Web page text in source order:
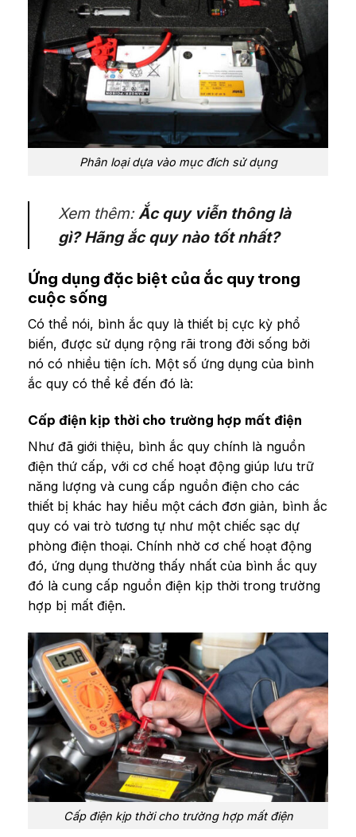
Phân loại dựa vào mục đích sử dụng
Xem thêm:Ắc quy viễn thông là
gì? Hãng ắc quy nào tốt nhất?
Ứng dụng đặc biệt của ắc quy trong
cuộc sống
Có thể nói, bình ắc quy là thiết bị cực kỳ phổ
biến, được sử dụng rộng rãi trong đời sống bởi
nó có nhiều tiện ích. Một số ứng dụng của bình
ắc quy có thể kể đến đó là:
Cấp điện kịp thời cho trường hợp mất điện
Như đã giới thiệu, bình ắc quy chính là nguồn
điện thứ cấp, với cơ chế hoạt động giúp lưu trữ
năng lượng và cung cấp nguồn điện cho các
thiết bị khác hay hiểu một cách đơn giản, bình ắc
quy có vai trò tương tự như một chiếc sạc dự
phòng điện thoại. Chính nhờ cơ chế hoạt động
đó, ứng dụng thường thấy nhất của bình ắc quy
đó là cung cấp nguồn điện kịp thời trong trường
hợp bị mất điện.
Cấp điện kịp thời cho trường hợp mất điện